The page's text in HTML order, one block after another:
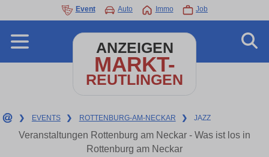
Event Auto Immo Job
ANZEIGEN
MARKT-
REUTLINGEN
❯ EVENTS ❯ ROTTENBURG-AM-NECKAR ❯ JAZZ
Veranstaltungen Rottenburg am Neckar - Was ist los in
Rottenburg am Neckar